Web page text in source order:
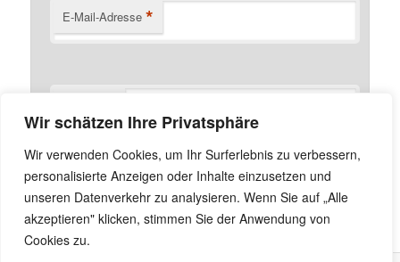
Wir schätzen Ihre Privatsphäre
Wir verwenden Cookies, um Ihr Surferlebnis zu verbessern,
personalisierte Anzeigen oder Inhalte einzusetzen und
unseren Datenverkehr zu analysieren. Wenn Sie auf „Alle
akzeptieren" klicken, stimmen Sie der Anwendung von
Cookies zu.
E-Mail-Adresse *
Name, E-Mail-Adresse und Website in diesem Browser
für meinen nächsten Kommentar speichern.